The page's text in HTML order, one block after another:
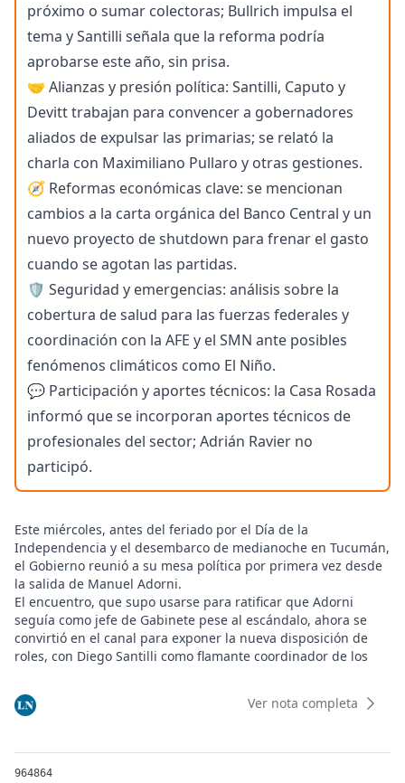
próximo o sumar colectoras; Bullrich impulsa el
tema y Santilli señala que la reforma podría
aprobarse este año, sin prisa.
🤝 Alianzas y presión política: Santilli, Caputo y
Devitt trabajan para convencer a gobernadores
aliados de expulsar las primarias; se relató la
charla con Maximiliano Pullaro y otras gestiones.
🧭 Reformas económicas clave: se mencionan
cambios a la carta orgánica del Banco Central y un
nuevo proyecto de shutdown para frenar el gasto
cuando se agotan las partidas.
🛡️ Seguridad y emergencias: análisis sobre la
cobertura de salud para las fuerzas federales y
coordinación con la AFE y el SMN ante posibles
fenómenos climáticos como El Niño.
💬 Participación y aportes técnicos: la Casa Rosada
informó que se incorporan aportes técnicos de
profesionales del sector; Adrián Ravier no
participó.
Este miércoles, antes del feriado por el Día de la
Independencia y el desembarco de medianoche en Tucumán,
el Gobierno reunió a su mesa política por primera vez desde
la salida de Manuel Adorni.
El encuentro, que supo usarse para ratificar que Adorni
seguía como jefe de Gabinete pese al escándalo, ahora se
convirtió en el canal para exponer la nueva disposición de
roles, con Diego Santilli como flamante coordinador de los
Según informaron de manera oficial una vez terminado el
cara a cara, la mesa política pasará a tener una periodicidad
agenda parlamentaria”.
Ver nota completa
964864